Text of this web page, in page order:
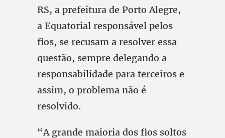
RS, a prefeitura de Porto Alegre,
a Equatorial responsável pelos
fios, se recusam a resolver essa
questão, sempre delegando a
responsabilidade para terceiros e
assim, o problema não é
resolvido.
“A grande maioria dos fios soltos